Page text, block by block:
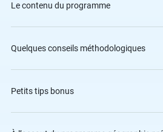
Le contenu du programme
Quelques conseils méthodologiques
Petits tips bonus